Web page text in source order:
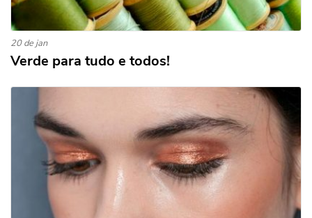
20 de jan
Verde para tudo e todos!